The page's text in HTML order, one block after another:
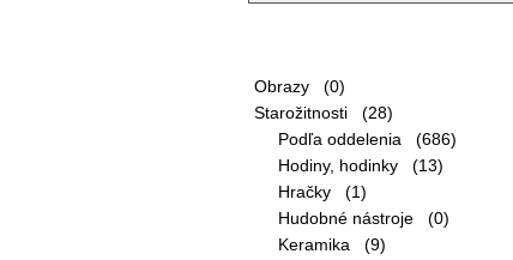
Obrazy (0)
Starožitnosti (28)
Podľa oddelenia (686)
Hodiny, hodinky (13)
Hračky (1)
Hudobné nástroje (0)
Keramika (9)